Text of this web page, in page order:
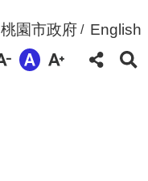
桃園市政府 English